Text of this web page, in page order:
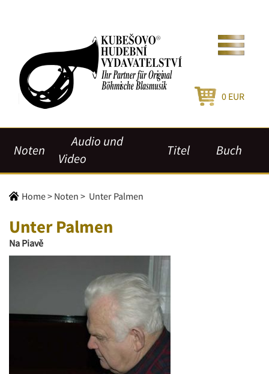
0 EUR
Noten
Audio und
Video
Titel Buch
Home> Noten > Unter Palmen
Unter Palmen
Na Piavě